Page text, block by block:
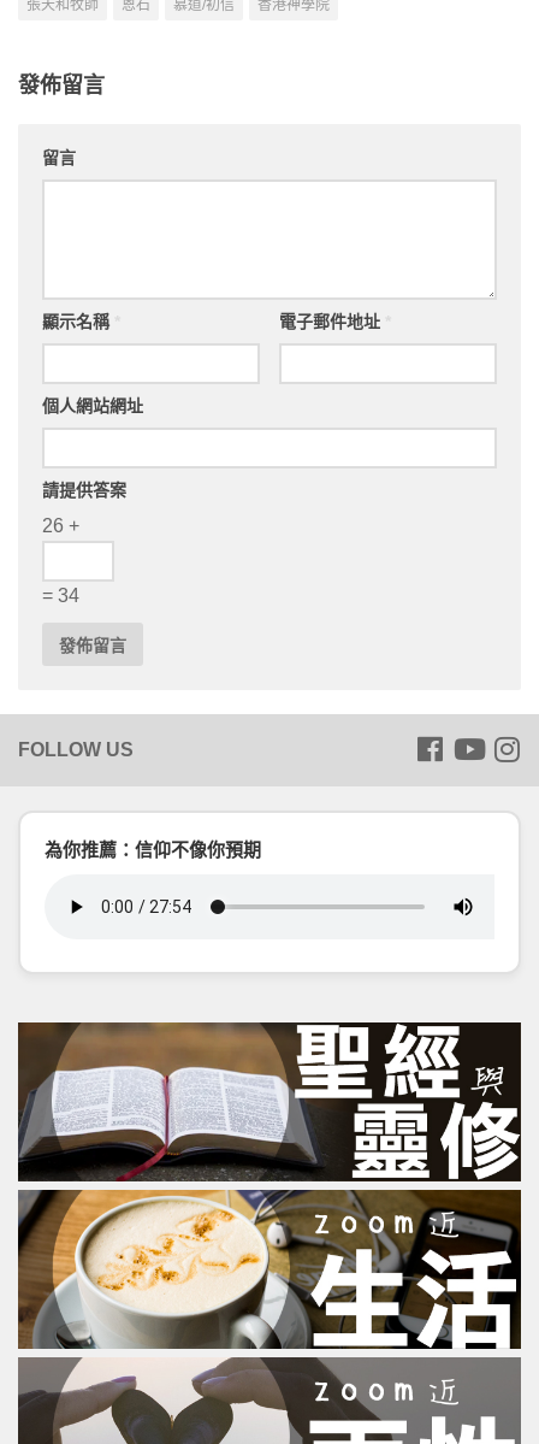
張天和牧師
恩石 慕道/初信 香港神學院
發佈留言
留言
顯示名稱 電子郵件地址
個人網站網址
請提供答案
26 +
= 34
為你推薦：信仰不像你預期